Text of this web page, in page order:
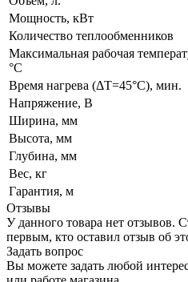
Мощность, кВт
Количество теплообменников
Максимальная рабочая
°C
Время нагрева (ΔT=45°С), мин.
Напряжение, В
Ширина, мм
Высота, мм
Глубина, мм
Вес, кг
Гарантия, м
Отзывы
У данного товара нет отзывов.
первым, кто оставил отзыв об
Задать вопрос
Вы можете задать любой